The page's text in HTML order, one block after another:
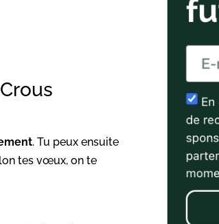
. Tu peux ensuite
tes vœux, on te